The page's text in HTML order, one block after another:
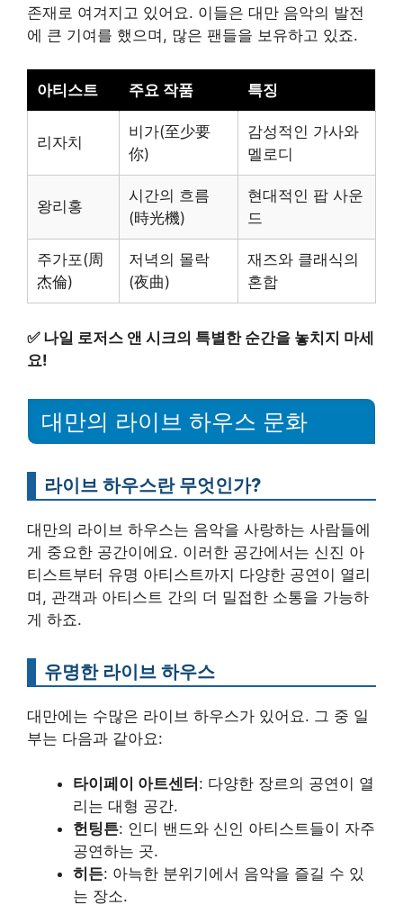
존재로 여겨지고 있어요. 이들은 대만 음악의 발전
에 큰 기여를 했으며, 많은 팬들을 보유하고 있죠.
아티스트 주요 작품 특징
리자치
비가(至少要
你)
감성적인 가사와
멜로디
왕리홍
시간의 흐름
(時光機)
현대적인 팝 사운
드
주가포(周
杰倫)
저녁의 몰락
(夜曲)
재즈와 클래식의
혼합
✅ 나일 로저스 앤 시크의 특별한 순간을 놓치지 마세
요!
대만의 라이브 하우스 문화
라이브 하우스란 무엇인가?
대만의 라이브 하우스는 음악을 사랑하는 사람들에
게 중요한 공간이에요. 이러한 공간에서는 신진 아
티스트부터 유명 아티스트까지 다양한 공연이 열리
며, 관객과 아티스트 간의 더 밀접한 소통을 가능하
게 하죠.
유명한 라이브 하우스
대만에는 수많은 라이브 하우스가 있어요. 그 중 일
부는 다음과 같아요:
타이페이 아트센터 : 다양한 장르의 공연이 열
리는 대형 공간.
헌팅튼: 인디 밴드와 신인 아티스트들이 자주
공연하는 곳.
히든: 아늑한 분위기에서 음악을 즐길 수 있
는 장소.